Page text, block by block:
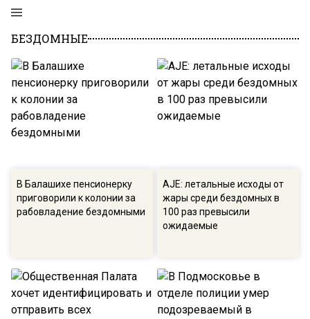
БЕЗДОМНЫЕ
В Балашихе пенсионерку
приговорили к колонии за
рабовладение бездомными
AJE: летальные исходы от
жары среди бездомных в
100 раз превысили
ожидаемые